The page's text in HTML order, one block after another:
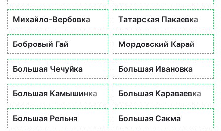
Михайло-Вербовка Татарская Пакаевка
Бобровый Гай Мордовский Карай
Большая Чечуйка Большая Ивановка
Большая Камышинка Большая Караваевка
Большая Рельня Большая Сакма